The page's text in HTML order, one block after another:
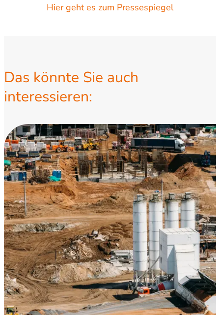
Hier geht es zum Pressespiegel
Das könnte Sie auch
interessieren: